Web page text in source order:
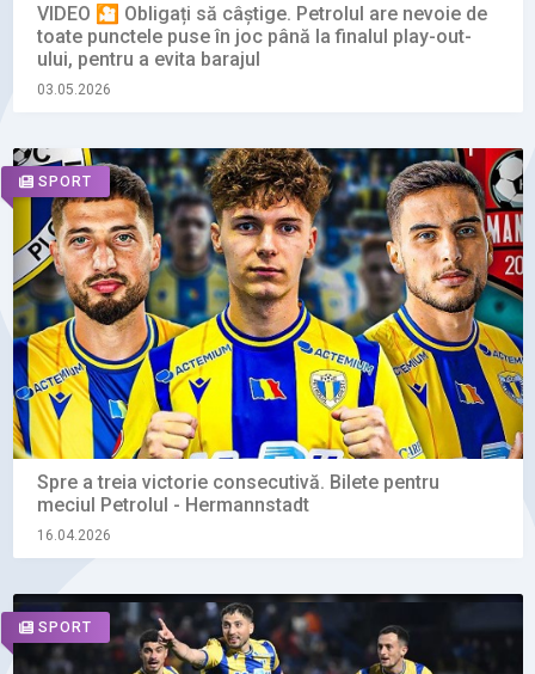
VIDEO 🎦 Obligați să câștige. Petrolul are nevoie de
toate punctele puse în joc până la finalul play-out-
ului, pentru a evita barajul
03.05.2026
SPORT
Spre a treia victorie consecutivă. Bilete pentru
meciul Petrolul - Hermannstadt
16.04.2026
SPORT